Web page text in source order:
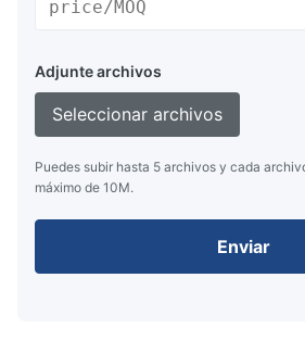
Adjunte archivos
Seleccionar archivos
Puedes subir hasta 5 archivos y cada
máximo de 10M.
Enviar